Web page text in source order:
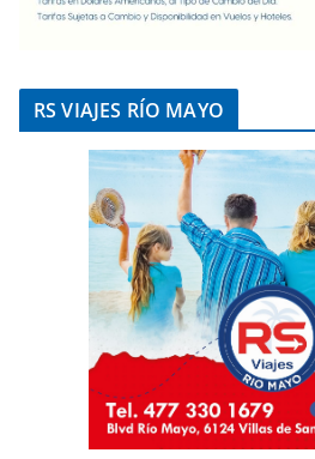
RS VIAJES RÍO MAYO